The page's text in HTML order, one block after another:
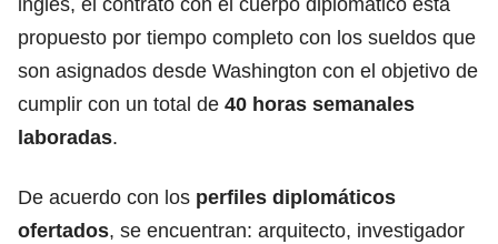
propuesto por tiempo completo con los sueldos que
son asignados desde Washington con el objetivo de
cumplir con un total de 40 horas semanales
laboradas.
De acuerdo con los perfiles diplomáticos
ofertados, se encuentran: arquitecto, investigador